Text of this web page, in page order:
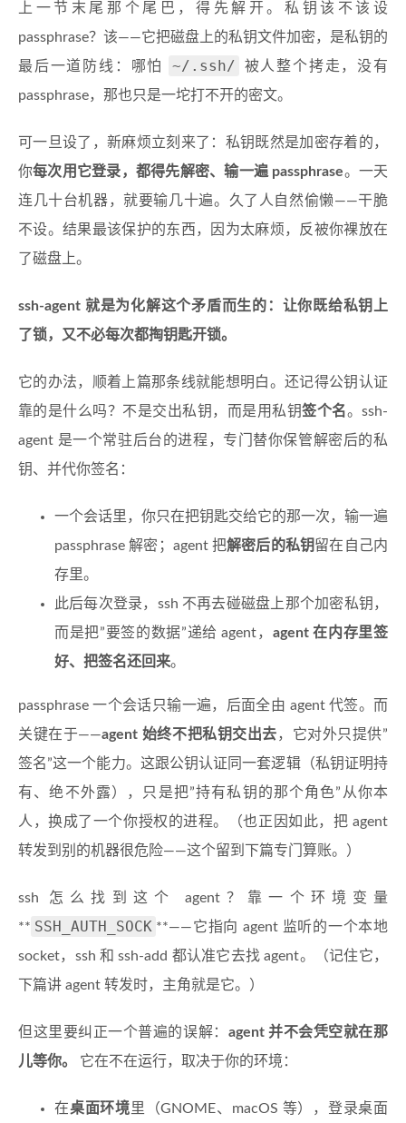
上一节末尾那个尾巴，得先解开。私钥该不该设
passphrase？该——它把磁盘上的私钥文件加密，是私钥的
最后一道防线：哪怕
~/.ssh/
被人整个拷走，没有
passphrase，那也只是一坨打不开的密文。
可一旦设了，新麻烦立刻来了：私钥既然是加密存着的，
你每次用它登录，都得先解密、输一遍 passphrase。一天
连几十台机器，就要输几十遍。久了人自然偷懒——干脆
不设。结果最该保护的东西，因为太麻烦，反被你裸放在
了磁盘上。
ssh-agent 就是为化解这个矛盾而生的：让你既给私钥上
了锁，又不必每次都掏钥匙开锁。
它的办法，顺着上篇那条线就能想明白。还记得公钥认证
靠的是什么吗？不是交出私钥，而是用私钥签个名。ssh-
agent 是一个常驻后台的进程，专门替你保管解密后的私
钥、并代你签名：
一个会话里，你只在把钥匙交给它的那一次，输一遍
passphrase 解密；agent 把解密后的私钥留在自己内
存里。
此后每次登录，ssh 不再去碰磁盘上那个加密私钥，
而是把”要签的数据”递给 agent， agent 在内存里签
好、把签名还回来。
passphrase 一个会话只输一遍，后面全由 agent 代签。而
关键在于——agent 始终不把私钥交出去，它对外只提供”
签名”这一个能力。这跟公钥认证同一套逻辑（私钥证明持
有、绝不外露），只是把”持有私钥的那个角色”从你本
人，换成了一个你授权的进程。（也正因如此，把 agent
转发到别的机器很危险——这个留到下篇专门算账。）
ssh 怎么找到这个 agent？靠一个环境变量
** SSH_AUTH_SOCK **——它指向 agent 监听的一个本地
socket，ssh 和 ssh-add 都认准它去找 agent。（记住它，
下篇讲 agent 转发时，主角就是它。）
但这里要纠正一个普遍的误解： agent 并不会凭空就在那
儿等你。
它在不在运行，取决于你的环境：
在桌面环境里（GNOME、macOS 等），登录桌面